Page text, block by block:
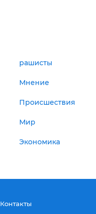
рашисты
Мнение
Происшествия
Мир
Экономика
Контакты